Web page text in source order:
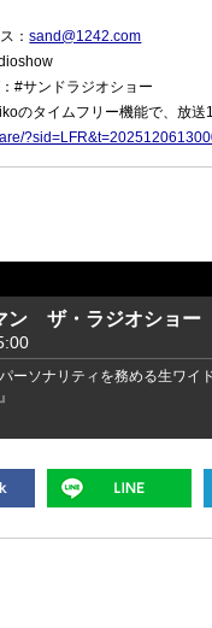
：sand@1242.com
#サンドラジオショー
のタイムフリー機能で、放送
ン ザ・ラジオショ
ーソナリティを務める生ワイ